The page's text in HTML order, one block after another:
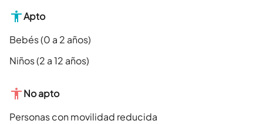
Apto
Bebés (0 a 2 años)
Niños (2 a 12 años)
No apto
Personas con movilidad reducida